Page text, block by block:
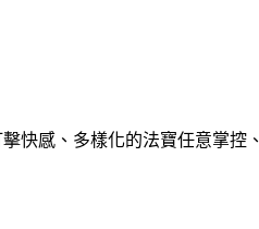
快感、多樣化的法寶任意掌